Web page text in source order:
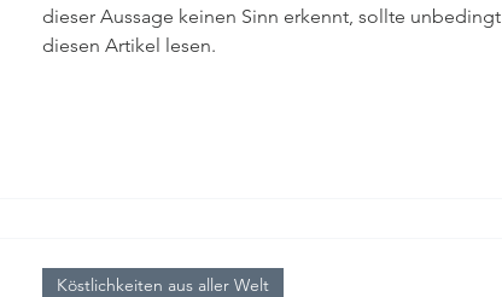
dieser Aussage keinen Sinn erkennt, sollte unbedingt
diesen Artikel lesen.
Köstlichkeiten aus aller Welt